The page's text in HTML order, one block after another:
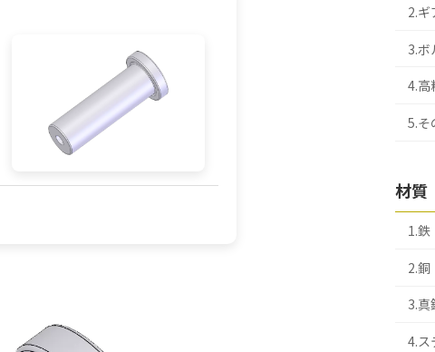
2.ギ
3.ボ
4.高
5.そ
材質
1.鉄
2.銅
3.真
4.ス